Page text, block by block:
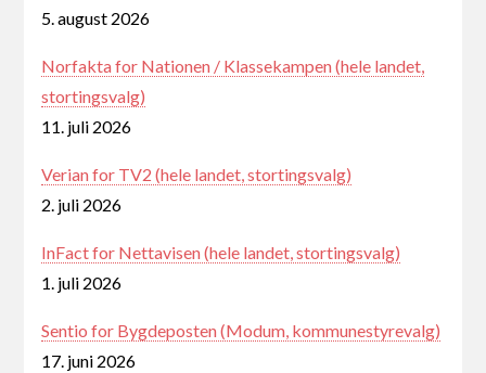
5. august 2026
Norfakta for Nationen / Klassekampen (hele landet,
stortingsvalg)
11. juli 2026
Verian for TV2 (hele landet, stortingsvalg)
2. juli 2026
InFact for Nettavisen (hele landet, stortingsvalg)
1. juli 2026
Sentio for Bygdeposten (Modum, kommunestyrevalg)
17. juni 2026